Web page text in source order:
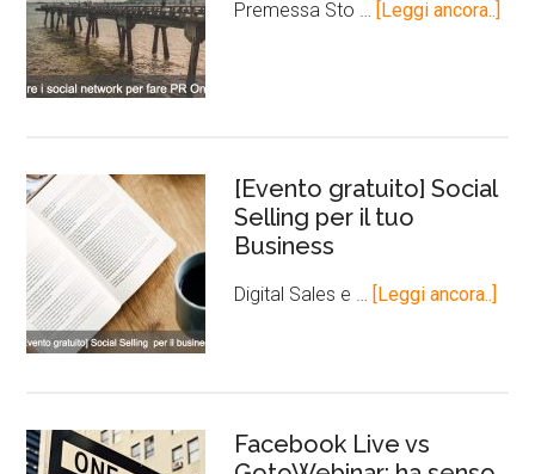
Premessa Sto … [Leggi ancora..]
[Evento gratuito] Social
Selling per il tuo
Business
Digital Sales e … [Leggi ancora..]
Facebook Live vs